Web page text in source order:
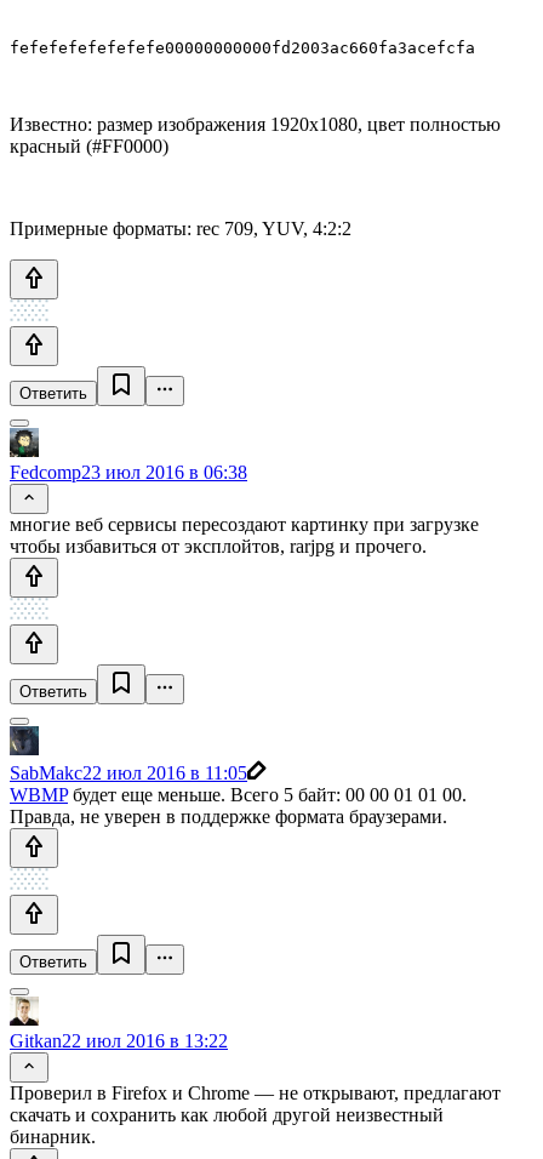
fefefefefefefefe00000000000fd2003ac660fa3acefcfa
Известно: размер изображения 1920х1080, цвет полностью
красный (‪#‎FF0000‬)
Примерные форматы: rec 709, YUV, 4:2:2
Ответить
Fedcomp23 июл 2016 в 06:38
многие веб сервисы пересоздают картинку при загрузке
чтобы избавиться от эксплойтов, rarjpg и прочего.
Ответить
SabMakc22 июл 2016 в 11:05
WBMPбудет еще меньше. Всего 5 байт: 00 00 01 01 00.
Правда, не уверен в поддержке формата браузерами.
Ответить
Gitkan22 июл 2016 в 13:22
Проверил в Firefox и Chrome — не открывают, предлагают
скачать и сохранить как любой другой неизвестный
бинарник.